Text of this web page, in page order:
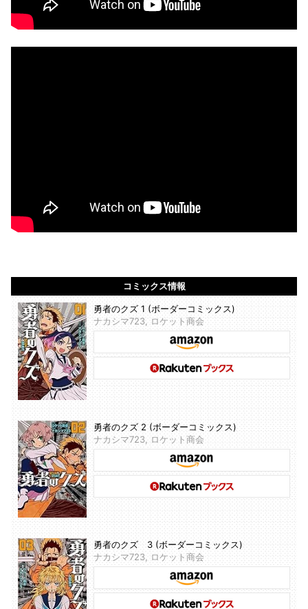
コミックス情報
勇者のクズ 1 (ボーダーコミックス)
ナカシマ723, ロケット商会
勇者のクズ 2 (ボーダーコミックス)
ナカシマ723, ロケット商会
勇者のクズ 3 (ボーダーコミックス)
ナカシマ723, ロケット商会